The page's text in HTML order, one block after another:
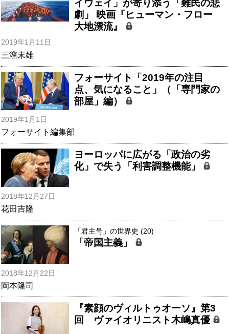
イウェイ」が寄り添う「難民の悲
劇」 映画『ヒューマン・フロー
大地漂流』
2019年1月11日
三潴末雄
フォーサイト「2019年の注目
点、気になること」（「専門家の
部屋」編）
2019年1月1日
フォーサイト編集部
ヨーロッパに広がる「政治の劣
化」で失う「利害調整機能」
2018年12月27日
花田吉隆
「君主号」の世界史 (20)
「帝国主義」
2018年12月22日
岡本隆司
『素顔のヴィルトゥオーソ』第3
回 ヴァイオリニスト木嶋真優